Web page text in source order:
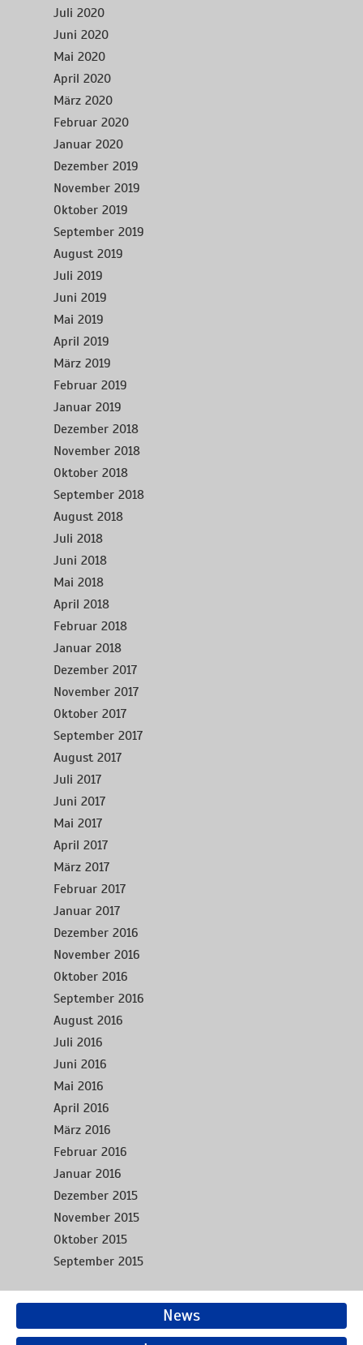
Juli 2020
Juni 2020
Mai 2020
April 2020
März 2020
Februar 2020
Januar 2020
Dezember 2019
November 2019
Oktober 2019
September 2019
August 2019
Juli 2019
Juni 2019
Mai 2019
April 2019
März 2019
Februar 2019
Januar 2019
Dezember 2018
November 2018
Oktober 2018
September 2018
August 2018
Juli 2018
Juni 2018
Mai 2018
April 2018
Februar 2018
Januar 2018
Dezember 2017
November 2017
Oktober 2017
September 2017
August 2017
Juli 2017
Juni 2017
Mai 2017
April 2017
März 2017
Februar 2017
Januar 2017
Dezember 2016
November 2016
Oktober 2016
September 2016
August 2016
Juli 2016
Juni 2016
Mai 2016
April 2016
März 2016
Februar 2016
Januar 2016
Dezember 2015
November 2015
Oktober 2015
September 2015
News